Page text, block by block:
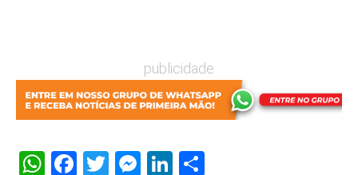
publicidade
WhatsApp
Facebook
Twitter
Messenger
LinkedIn